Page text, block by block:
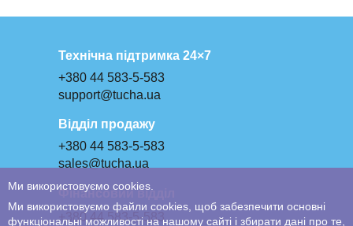
Технічна підтримка 24×7
+380 44 583-5-583
support@tucha.ua
Відділ продажу
+380 44 583-5-583
sales@tucha.ua
Фінансовий відділ
+380 44 583-5-583
Ми використовуємо cookies.
Ми використовуємо файли cookies, щоб забезпечити основні
функціональні можливості на нашому сайті і збирати дані про те,